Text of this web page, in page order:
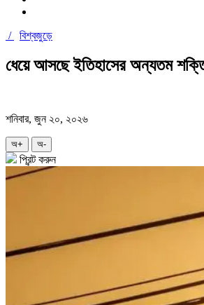
/ বিশ্বজুড়ে
ধেয়ে আসছে ইতিহাসের অন্যতম
শনিবার, জুন ২০, ২০২৬
অ+ অ-
প্রিন্ট করুন